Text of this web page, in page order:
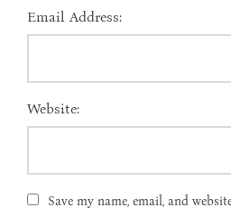
Email Address:
Website:
Save my name, email, and